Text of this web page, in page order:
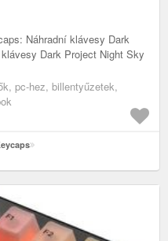
Náhradní klávesy Dark
Dark Project Night Sky
pc-hez, billentyűzetek,